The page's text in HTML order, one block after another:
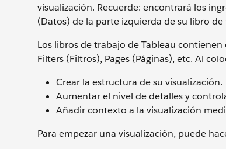
visualización. Recuerde: encontrará los
(Datos) de la parte izquierda de su libro
Los libros de trabajo de Tableau
Filters (Filtros), Pages (Páginas), etc. Al
Crear la estructura de su visualización.
Aumentar el nivel de detalles y
Añadir contexto a la visualización
Para empezar una visualización, puede